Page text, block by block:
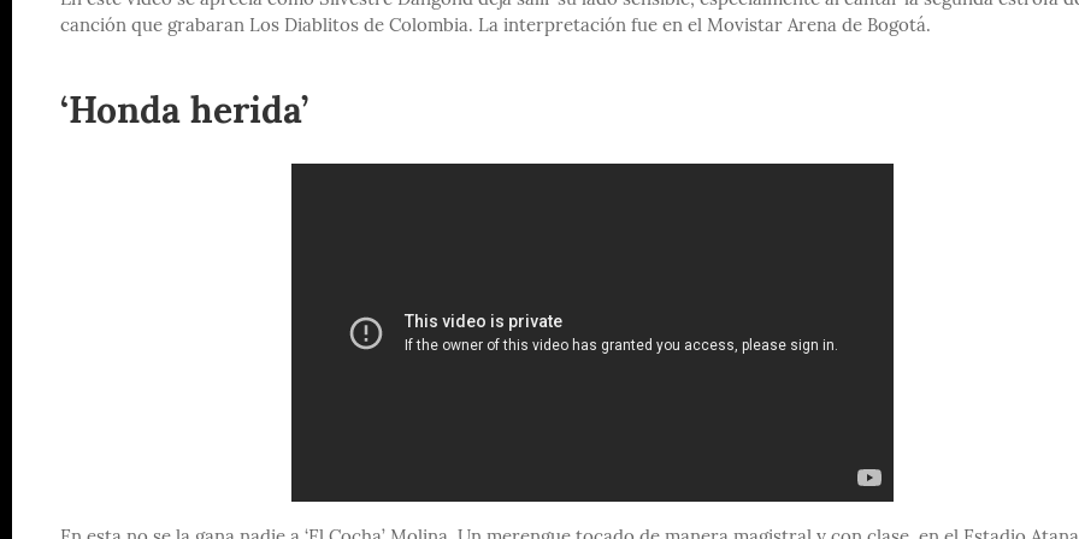
canción que grabaran Los Diablitos de Colombia. La interpretación fue en el Movistar Arena de Bogotá.
‘Honda herida’